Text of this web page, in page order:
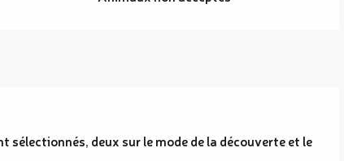
sélectionnés, deux sur le mode de la découverte et le